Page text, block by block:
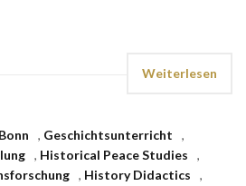
Weiterlesen
, Geschichtsunterricht
,
, Historical Peace Studies
,
, History Didactics
,